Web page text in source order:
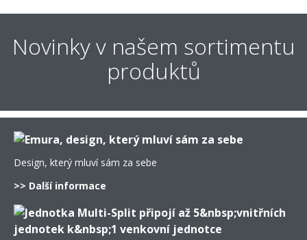
Novinky v našem sortimentu
produktů
Design, který mluví sám za sebe
>> Další informace